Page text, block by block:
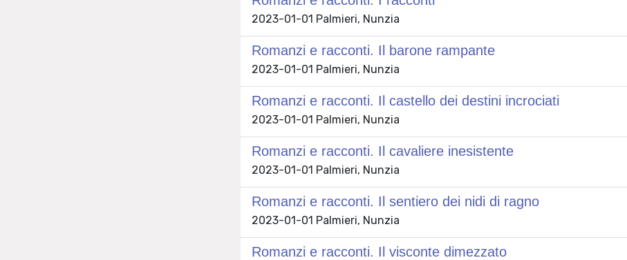
2023-01-01 Palmieri, Nunzia
Romanzi e racconti. Il barone rampante
2023-01-01 Palmieri, Nunzia
Romanzi e racconti. Il castello dei destini incrociati
2023-01-01 Palmieri, Nunzia
Romanzi e racconti. Il cavaliere inesistente
2023-01-01 Palmieri, Nunzia
Romanzi e racconti. Il sentiero dei nidi di ragno
2023-01-01 Palmieri, Nunzia
Romanzi e racconti. Il visconte dimezzato